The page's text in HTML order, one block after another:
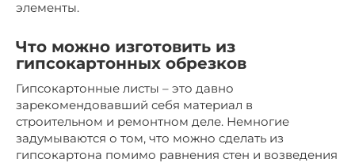
элементы.
Что можно изготовить из
гипсокартонных обрезков
Гипсокартонные листы – это давно
зарекомендовавший себя материал в
строительном и ремонтном деле. Немногие
задумываются о том, что можно сделать из
гипсокартона помимо равнения стен и возведения